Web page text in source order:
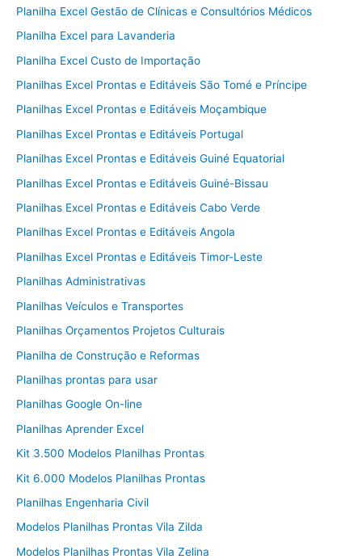
Planilha Excel Gestão de Clínicas e Consultórios Médicos
Planilha Excel para Lavanderia
Planilha Excel Custo de Importação
Planilhas Excel Prontas e Editáveis São Tomé e Príncipe
Planilhas Excel Prontas e Editáveis Moçambique
Planilhas Excel Prontas e Editáveis Portugal
Planilhas Excel Prontas e Editáveis Guiné Equatorial
Planilhas Excel Prontas e Editáveis Guiné-Bissau
Planilhas Excel Prontas e Editáveis Cabo Verde
Planilhas Excel Prontas e Editáveis Angola
Planilhas Excel Prontas e Editáveis Timor-Leste
Planilhas Administrativas
Planilhas Veículos e Transportes
Planilhas Orçamentos Projetos Culturais
Planilha de Construção e Reformas
Planilhas prontas para usar
Planilhas Google On-line
Planilhas Aprender Excel
Kit 3.500 Modelos Planilhas Prontas
Kit 6.000 Modelos Planilhas Prontas
Planilhas Engenharia Civil
Modelos Planilhas Prontas Vila Zilda
Modelos Planilhas Prontas Vila Zelina